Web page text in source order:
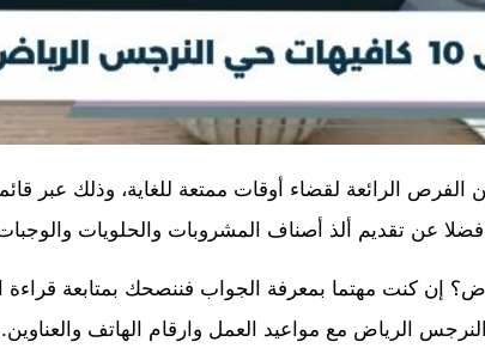
الفرص الرائعة لقضاء أوقات ممتعة للغاية، وذلك عبر
عن تقديم ألذ أصناف المشروبات والحلويات
إن كنت مهتما بمعرفة الجواب فننصحك بمتابعة قراءة